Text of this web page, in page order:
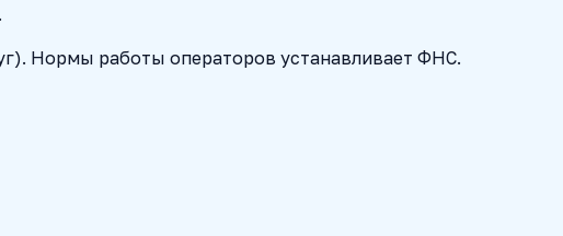
Нормы работы операторов устанавливает ФНС.